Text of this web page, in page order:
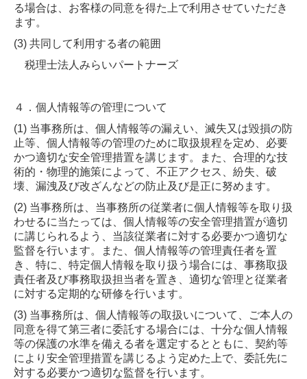
る場合は、お客様の同意を得た上で利用させていただき
ます。
(3) 共同して利用する者の範囲
税理士法人みらいパートナーズ
４．個人情報等の管理について
(1) 当事務所は、個人情報等の漏えい、滅失又は毀損の防
止等、個人情報等の管理のために取扱規程を定め、必要
かつ適切な安全管理措置を講じます。また、合理的な技
術的・物理的施策によって、不正アクセス、紛失、破
壊、漏洩及び改ざんなどの防止及び是正に努めます。
(2) 当事務所は、当事務所の従業者に個人情報等を取り扱
わせるに当たっては、個人情報等の安全管理措置が適切
に講じられるよう、当該従業者に対する必要かつ適切な
監督を行います。また、個人情報等の管理責任者を置
き、特に、特定個人情報を取り扱う場合には、事務取扱
責任者及び事務取扱担当者を置き、適切な管理と従業者
に対する定期的な研修を行います。
(3) 当事務所は、個人情報等の取扱いについて、ご本人の
同意を得て第三者に委託する場合には、十分な個人情報
等の保護の水準を備える者を選定するとともに、契約等
により安全管理措置を講じるよう定めた上で、委託先に
対する必要かつ適切な監督を行います。